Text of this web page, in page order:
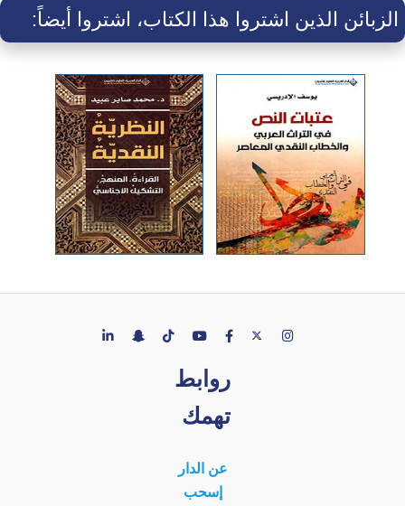
الزبائن الذين اشتروا هذا الكتاب، اشتروا أيضاً:
روابط
تهمك
عن الدار
إسحب